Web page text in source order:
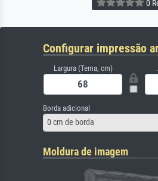
0
Configurar impressão
Largura (Tema, cm)
Borda adicional
0 cm de borda
Moldura de imagem